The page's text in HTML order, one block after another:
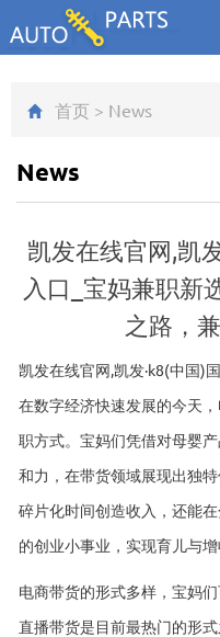
首页 > News
News
凯发在线官网,凯
入口_宝妈兼职新
之路，
凯发在线官网,凯发·k8(中国)
在数字经济快速发展的今天
职方式。宝妈们凭借对母婴
和力，在带货领域展现出独
碎片化时间创造收入，还能
的创业小事业，实现育儿与增
电商带货的形式多样，宝妈
直播带货是目前最热门的形